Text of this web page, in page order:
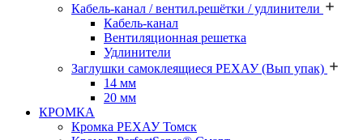
Кабель-канал / вентил.решётки / удлинители
Кабель-канал
Вентиляционная решетка
Удлинители
Заглушки самоклеящиеся РЕХАУ (Вып упак)
14 мм
20 мм
КРОМКА
Кромка PЕХАУ Томск